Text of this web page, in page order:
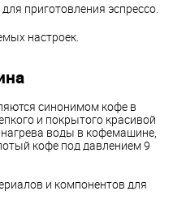
приготовления эспрессо.
настроек.
синонимом кофе в
и покрытого красивой
нагрева воды в кофемашине,
кофе под давлением 9
и компонентов для